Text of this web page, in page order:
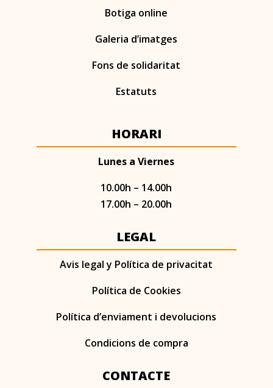
Botiga online
Galeria d’imatges
Fons de solidaritat
Estatuts
HORARI
Lunes a Viernes
10.00h – 14.00h
17.00h – 20.00h
LEGAL
Avis legal y Política de privacitat
Política de Cookies
Política d’enviament i devolucions
Condicions de compra
CONTACTE